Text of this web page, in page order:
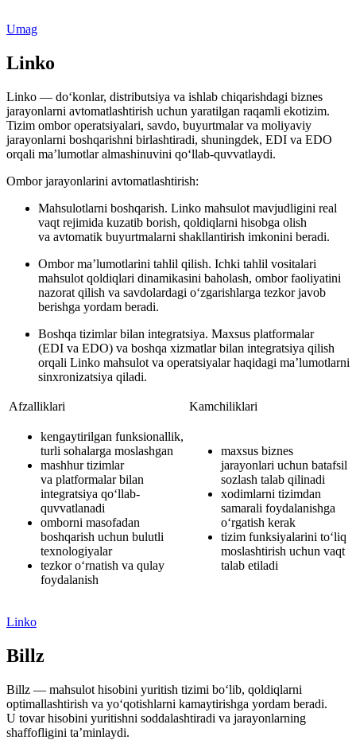
Umag
Linko
Linko — do‘konlar, distributsiya va ishlab chiqarishdagi biznes
jarayonlarni avtomatlashtirish uchun yaratilgan raqamli ekotizim.
Tizim ombor operatsiyalari, savdo, buyurtmalar va moliyaviy
jarayonlarni boshqarishni birlashtiradi, shuningdek, EDI va EDO
orqali ma’lumotlar almashinuvini qo‘llab-quvvatlaydi.
Ombor jarayonlarini avtomatlashtirish:
Mahsulotlarni boshqarish. Linko mahsulot mavjudligini real
vaqt rejimida kuzatib borish, qoldiqlarni hisobga olish
va avtomatik buyurtmalarni shakllantirish imkonini beradi.
Ombor ma’lumotlarini tahlil qilish. Ichki tahlil vositalari
mahsulot qoldiqlari dinamikasini baholash, ombor faoliyatini
nazorat qilish va savdolardagi o‘zgarishlarga tezkor javob
berishga yordam beradi.
Boshqa tizimlar bilan integratsiya. Maxsus platformalar
(EDI va EDO) va boshqa xizmatlar bilan integratsiya qilish
orqali Linko mahsulot va operatsiyalar haqidagi ma’lumotlarni
sinxronizatsiya qiladi.
Afzalliklari Kamchiliklari
kengaytirilgan funksionallik,
turli sohalarga moslashgan
mashhur tizimlar
va platformalar bilan
integratsiya qo‘llab-
quvvatlanadi
omborni masofadan
boshqarish uchun bulutli
texnologiyalar
tezkor o‘rnatish va qulay
foydalanish
maxsus biznes
jarayonlari uchun batafsil
sozlash talab qilinadi
xodimlarni tizimdan
samarali foydalanishga
o‘rgatish kerak
tizim funksiyalarini to‘liq
moslashtirish uchun vaqt
talab etiladi
Linko
Billz
Billz — mahsulot hisobini yuritish tizimi bo‘lib, qoldiqlarni
optimallashtirish va yo‘qotishlarni kamaytirishga yordam beradi.
U tovar hisobini yuritishni soddalashtiradi va jarayonlarning
shaffofligini ta’minlaydi.